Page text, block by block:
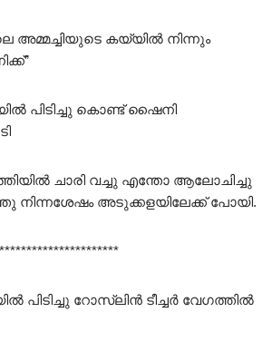
അമ്മച്ചിയുടെ കയ്യിൽ നിന്നും
പിടിച്ചു കൊണ്ട് ഷൈനി
ചാരി വച്ചു എന്തോ ആലോചിച്ചു
നിന്നശേഷം അടുക്കളയിലേക്ക് പോയി.
പിടിച്ചു റോസ്‌ലിൻ ടീച്ചർ വേഗത്തിൽ